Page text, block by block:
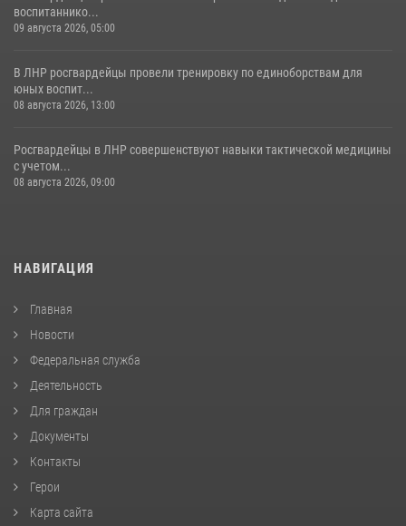
воспитаннико...
09 августа 2026, 05:00
В ЛНР росгвардейцы провели тренировку по единоборствам для
юных воспит...
08 августа 2026, 13:00
Росгвардейцы в ЛНР совершенствуют навыки тактической медицины
с учетом...
08 августа 2026, 09:00
НАВИГАЦИЯ
Главная
Новости
Федеральная служба
Деятельность
Для граждан
Документы
Контакты
Герои
Карта сайта